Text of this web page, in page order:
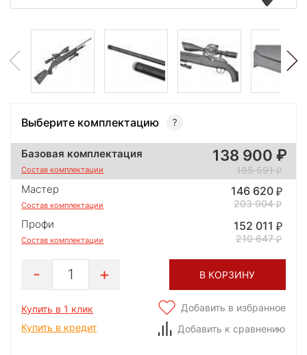
Выберите комплектацию
Базовая комплектация
Состав комплектации
138 900
185 591
Мастер
Состав комплектации
146 620
203 904
Профи
Состав комплектации
152 011
210 647
1 В КОРЗИНУ
Купить в 1 клик
Купить в кредит
Добавить в избранное
Добавить к сравнению